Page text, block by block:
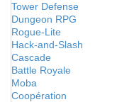
Tower Defense
Dungeon RPG
Rogue-Lite
Hack-and-Slash
Cascade
Battle Royale
Moba
Coopération